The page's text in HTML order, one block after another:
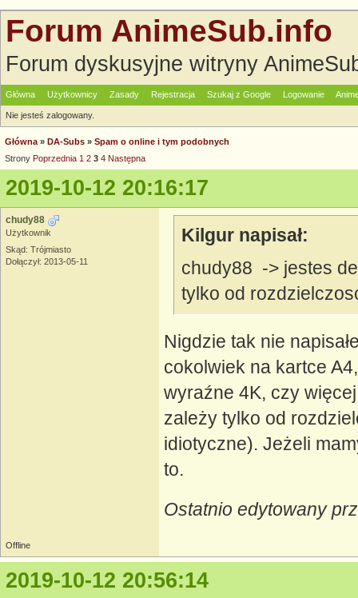
Forum AnimeSub.info
Forum dyskusyjne witryny
Główna Użytkownicy Zasady Rejestracja Szukaj z Google Logowanie
Nie jesteś zalogowany.
Główna » DA-Subs » Spam o online i tym podobnych
Strony Poprzednia 1 2 3 4 Następna
2019-10-12 20:16:17
chudy88
Użytkownik
Skąd: Trójmiasto
Dołączył: 2013-05-11
Kilgur napisał:
chudy88 -> jestes
tylko od
Nigdzie tak nie
cokolwiek na kartce
wyraźne 4K, czy
zależy tylko od
idiotyczne). Jeżeli
to.
Ostatnio edytowany
Offline
2019-10-12 20:56:14